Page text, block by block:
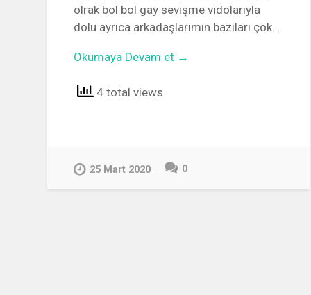
olrak bol bol gay sevişme vidolarıyla
dolu ayrıca arkadaşlarımın bazıları çok…
Okumaya Devam et →
4 total views
25 Mart 2020 0